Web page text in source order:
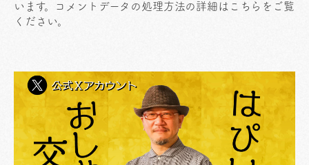
います。
コメントデータの処理方法の詳細はこちらをご覧
ください。